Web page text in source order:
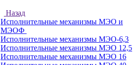
Назад
Исполнительные механизмы МЭО и
МЭОФ
Исполнительные механизмы МЭО-6,3
Исполнительные механизмы МЭО 12,5
Исполнительные механизмы МЭО 16